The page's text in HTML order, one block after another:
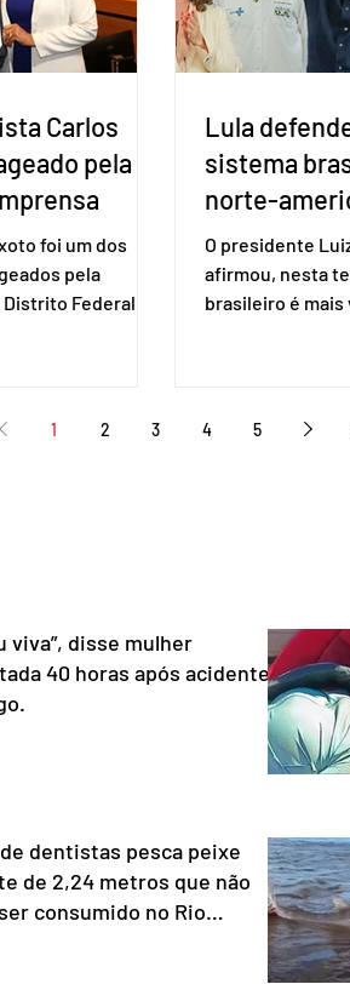
Carlos
pela
foi um dos
pela
Distrito Federal
Jane Klébia,
Lula
sistema
norte-
O presidente
afirmou, nesta
brasileiro é mais
Lula destacou as
1 2 3 4 5
viva”, disse mulher
40 horas após acidente
de dentistas pesca peixe
de 2,24 metros que não
consumido no Rio